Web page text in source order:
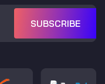
SUBSCRIBE